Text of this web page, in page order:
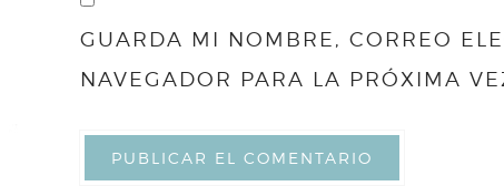
GUARDA MI NOMBRE, CORREO
NAVEGADOR PARA LA PRÓXIMA